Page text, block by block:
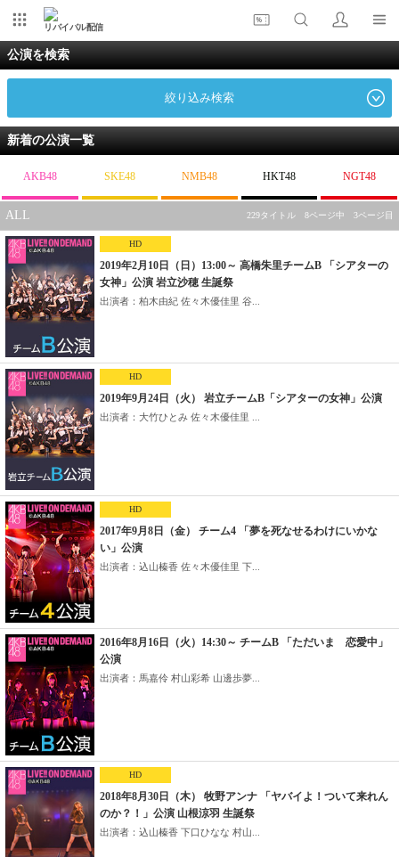
リバイバル配信
公演を検索
絞り込み検索
新着の公演一覧
AKB48 SKE48 NMB48 HKT48 NGT48
ALL 229タイトル 8ページ中 3ページ目
HD
2019年2月10日（日）13:00～ 高橋朱里チームB 「シアターの
女神」公演 岩立沙穂 生誕祭
出演者：柏木由紀 佐々木優佳里 谷...
HD
2019年9月24日（火） 岩立チームB「シアターの女神」公演
出演者：大竹ひとみ 佐々木優佳里 ...
HD
2017年9月8日（金） チーム4 「夢を死なせるわけにいかな
い」公演
出演者：込山榛香 佐々木優佳里 下...
2016年8月16日（火）14:30～ チームB 「ただいま 恋愛中」
公演
出演者：馬嘉伶 村山彩希 山邊歩夢...
HD
2018年8月30日（木） 牧野アンナ 「ヤバイよ！ついて来れん
のか？！」公演 山根涼羽 生誕祭
出演者：込山榛香 下口ひなな 村山...